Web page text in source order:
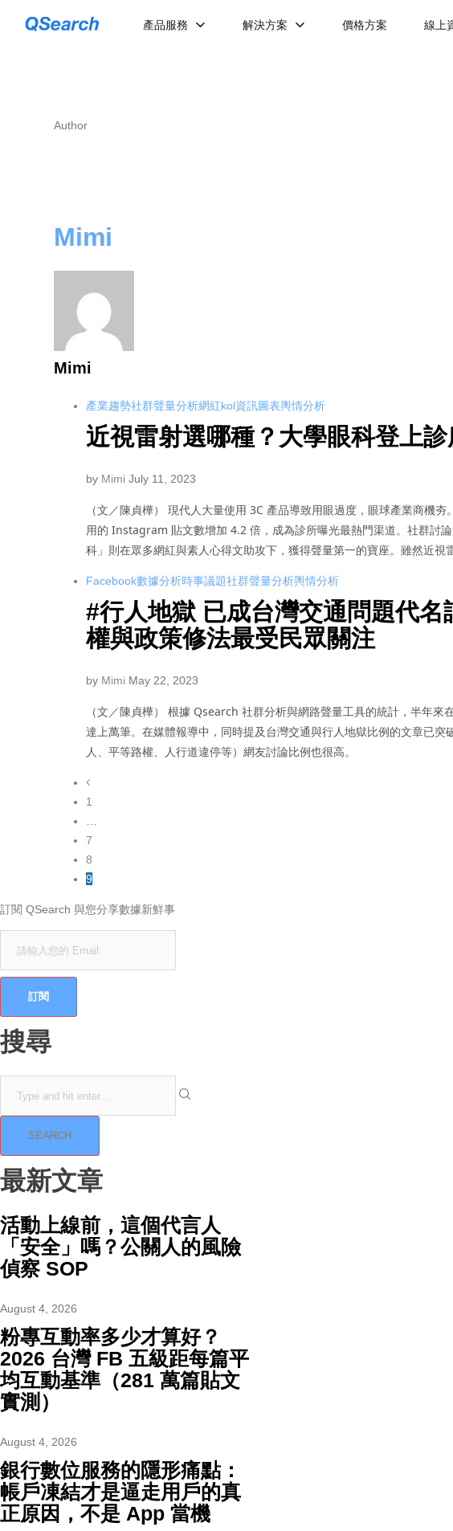
產品服務 解決方案 價格方案 線上
Author
Mimi
Mimi
產業趨勢社群聲量分析網紅kol資訊圖表輿情分析
近視雷射選哪種？大學眼科登上
by Mimi July 11, 2023
（文／陳貞樺） 現代人大量使用 3C 產品導致用眼過度，眼球產業商機
用的 Instagram 貼文數增加 4.2 倍，成為診所曝光最熱門渠道。社群討
科」則在眾多網紅與素人心得文助攻下，獲得聲量第一的寶座。雖然近
Facebook數據分析時事議題社群聲量分析輿情分析
#行人地獄 已成台灣交通問題代
權與政策修法最受民眾關注
by Mimi May 22, 2023
（文／陳貞樺） 根據 Qsearch 社群分析與網路聲量工具的統計，半年
達上萬筆。在媒體報導中，同時提及台灣交通與行人地獄比例的文章已
人、平等路權、人行道違停等）網友討論比例也很高。
1
7
8
9
訂閱 QSearch 與您分享數據新鮮事
搜尋
SEARCH
最新文章
活動上線前，這個代言人
「安全」嗎？公關人的風險
偵察 SOP
August 4, 2026
粉專互動率多少才算好？
2026 台灣 FB 五級距每篇平
均互動基準（281 萬篇貼文
實測）
August 4, 2026
銀行數位服務的隱形痛點：
帳戶凍結才是逼走用戶的真
正原因，不是 App 當機